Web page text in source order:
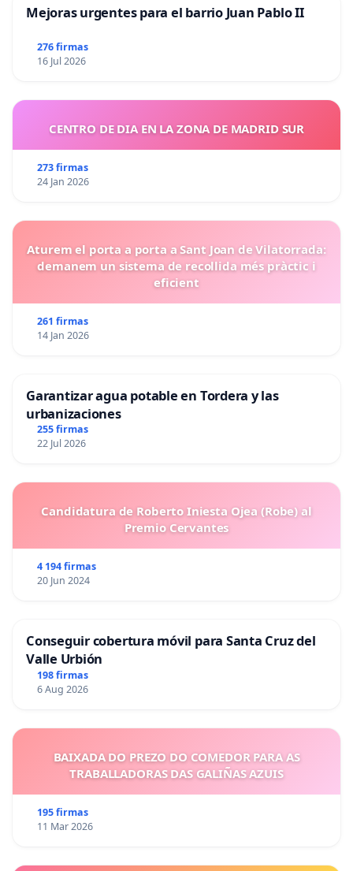
Mejoras urgentes para el barrio Juan Pablo II
276 firmas
16 Jul 2026
CENTRO DE DIA EN LA ZONA DE MADRID SUR
273 firmas
24 Jan 2026
Aturem el porta a porta a Sant Joan de Vilatorrada:
demanem un sistema de recollida més pràctic i
eficient
261 firmas
14 Jan 2026
Garantizar agua potable en Tordera y las
urbanizaciones
255 firmas
22 Jul 2026
Candidatura de Roberto Iniesta Ojea (Robe) al
Premio Cervantes
4 194 firmas
20 Jun 2024
Conseguir cobertura móvil para Santa Cruz del
Valle Urbión
198 firmas
6 Aug 2026
BAIXADA DO PREZO DO COMEDOR PARA AS
TRABALLADORAS DAS GALIÑAS AZUIS
195 firmas
11 Mar 2026